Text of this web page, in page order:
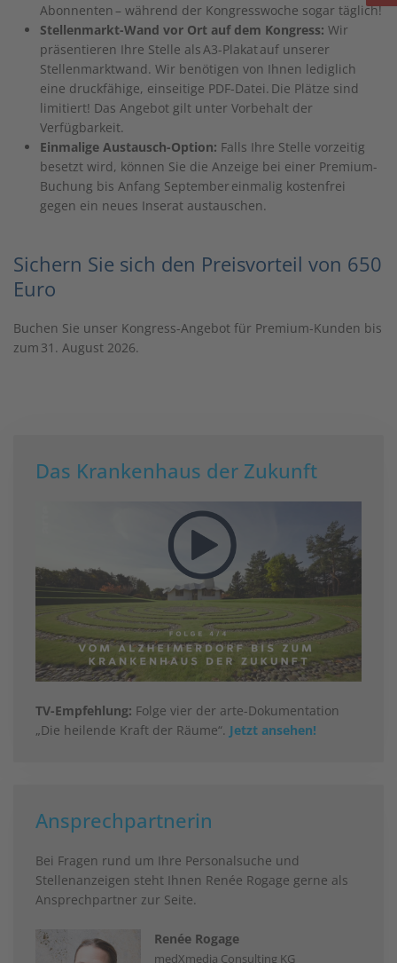
Abonnenten – während der Kongresswoche sogar täglich!
Stellenmarkt-Wand vor Ort auf dem Kongress: Wir
präsentieren Ihre Stelle als A3-Plakat auf unserer
Stellenmarktwand. Wir benötigen von Ihnen lediglich
eine druckfähige, einseitige PDF-Datei. Die Plätze sind
limitiert! Das Angebot gilt unter Vorbehalt der
Verfügbarkeit.
Einmalige Austausch-Option: Falls Ihre Stelle vorzeitig
besetzt wird, können Sie die Anzeige bei einer Premium-
Buchung bis Anfang September einmalig kostenfrei
gegen ein neues Inserat austauschen.
Sichern Sie sich den Preisvorteil von 650
Euro
Buchen Sie unser Kongress-Angebot für Premium-Kunden bis
zum 31. August 2026.
Das Krankenhaus der Zukunft
TV-Empfehlung: Folge vier der arte-Dokumentation
„Die heilende Kraft der Räume“. Jetzt ansehen!
Ansprechpartnerin
Bei Fragen rund um Ihre Personalsuche und
Stellenanzeigen steht Ihnen Renée Rogage gerne als
Ansprechpartner zur Seite.
Renée Rogage
medXmedia Consulting KG